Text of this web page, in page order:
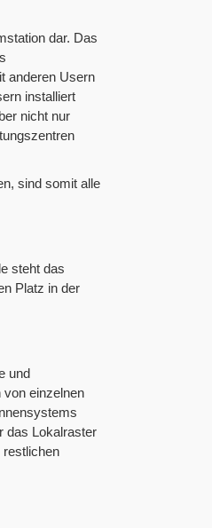
dar. Das
anderen Usern
installiert
nicht nur
sind somit alle
steht das
Platz in der
und
von einzelnen
das Lokalraster
restlichen